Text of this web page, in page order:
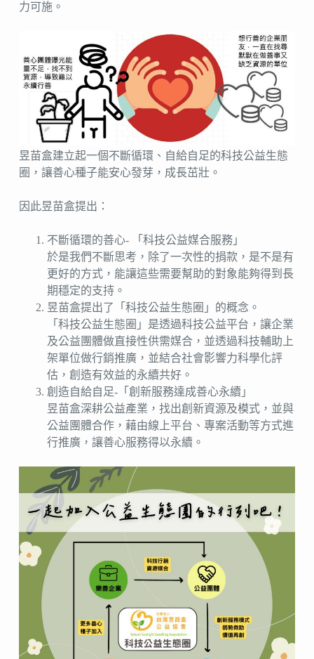
力可施。
昱苗盒建立起一個不斷循環、自給自足的科技公益生態
圈，讓善心種子能安心發芽，成長茁壯。
因此昱苗盒提出：
不斷循環的善心- 「科技公益媒合服務」
於是我們不斷思考，除了一次性的捐款，是不是有
更好的方式，能讓這些需要幫助的對象能夠得到長
期穩定的支持。
昱苗盒提出了「科技公益生態圈」的概念。
「科技公益生態圈」是透過科技公益平台，讓企業
及公益團體做直接性供需媒合，並透過科技輔助上
架單位做行銷推廣，並結合社會影響力科學化評
估，創造有效益的永續共好。
創造自給自足-「創新服務達成善心永續」
昱苗盒深耕公益產業，找出創新資源及模式，並與
公益團體合作，藉由線上平台、專案活動等方式進
行推廣，讓善心服務得以永續。